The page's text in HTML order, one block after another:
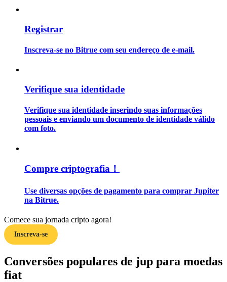
Guia
Estratégias de negociação
Aprenda como se manter lucrativo
Ganhar
Registrar
Inscreva-se no Bitrue com seu endereço de e-mail.
Verifique sua identidade
Verifique sua identidade inserindo suas informações
pessoais e enviando um documento de identidade válido
com foto.
Compre criptografia！
Use diversas opções de pagamento para comprar Jupiter
na Bitrue.
Comece sua jornada cripto agora!
Inscreva-se
Conversões populares de jup para moedas
fiat